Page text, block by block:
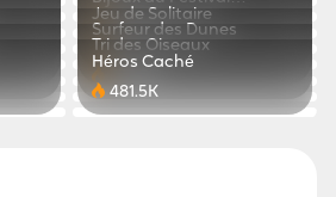
870.4K
Gourmand
543.3K
Jeu de Solitaire
375.7K
Surfeur des Dunes
773.4K
Tri des Oiseaux
Héros Caché
481.5K